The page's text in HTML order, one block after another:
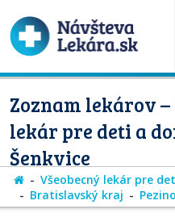
Zoznam lekárov –
lekár pre deti a
Šenkvice
Všeobecný lekár pre
Bratislavský kraj